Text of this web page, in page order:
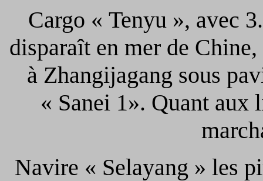
Cargo « Tenyu », avec
disparaît en mer de
à Zhangijagang sous
« Sanei 1». Quant aux
Navire « Selayang » les